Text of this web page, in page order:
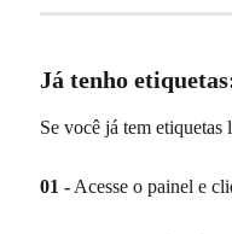
Já tenho
Se você já tem etiquetas
01 - Acesse o painel e